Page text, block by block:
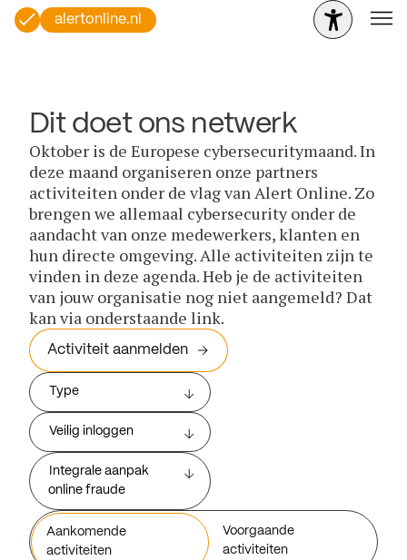
alertonline.nl
Dit doet ons netwerk
Oktober is de Europese cybersecuritymaand. In
deze maand organiseren onze partners
activiteiten onder de vlag van Alert Online. Zo
brengen we allemaal cybersecurity onder de
aandacht van onze medewerkers, klanten en
hun directe omgeving. Alle activiteiten zijn te
vinden in deze agenda. Heb je de activiteiten
van jouw organisatie nog niet aangemeld? Dat
kan via onderstaande link.
Activiteit aanmelden
Type
Veilig inloggen
Integrale aanpak
online fraude
Aankomende
activiteiten
Voorgaande
activiteiten